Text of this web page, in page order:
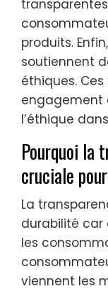
produits.
soutiennent
éthiques.
engagement
l’éthique
Pourquoi la
cruciale
La
durabilité car
les
viennent les